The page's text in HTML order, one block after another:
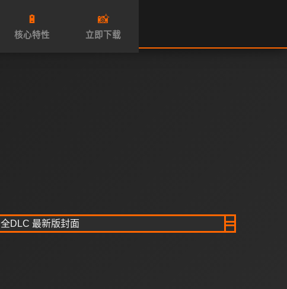
🔋
核心特性
📸
立即下载